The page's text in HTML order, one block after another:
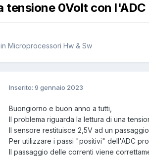
0Volt con l'ADC
in Microprocessori Hw & Sw
Inserito: 9 gennaio 2023
Buongiorno e buon anno a tutti,
Il problema riguarda la lettura di una
Il sensore restituisce 2,5V ad un
Per utilizzare i passi "positivi" dell'ADC
Il passaggio delle correnti viene